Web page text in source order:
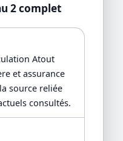
2 complet
Atout
et assurance
source reliée
consultés.